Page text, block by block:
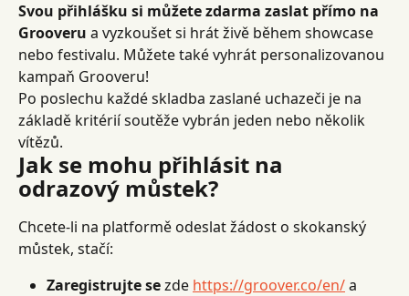
Svou přihlášku si můžete zdarma zaslat přímo na
Grooveru a vyzkoušet si hrát živě během showcase
nebo festivalu. Můžete také vyhrát personalizovanou
kampaň Grooveru!
Po poslechu každé skladba zaslané uchazeči je na
základě kritérií soutěže vybrán jeden nebo několik
vítězů.
Jak se mohu přihlásit na
odrazový můstek?
Chcete-li na platformě odeslat žádost o skokanský
můstek, stačí:
Zaregistrujte se zde https://groover.co/en/ a